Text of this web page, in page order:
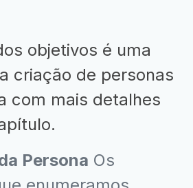
objetivos é uma
criação de personas
com mais detalhes
Persona Os